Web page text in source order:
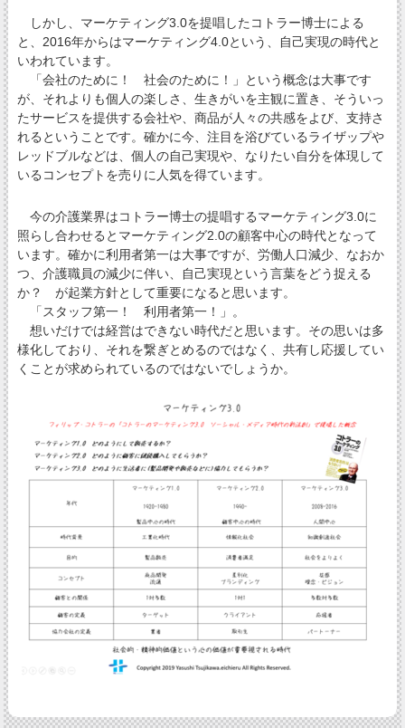
しかし、マーケティング3.0を提唱したコトラー博士による
と、2016年からはマーケティング4.0という、自己実現の時代と
いわれています。
「会社のために！ 社会のために！」という概念は大事です
が、それよりも個人の楽しさ、生きがいを主観に置き、そういっ
たサービスを提供する会社や、商品が人々の共感をよび、支持さ
れるということです。確かに今、注目を浴びているライザップや
レッドブルなどは、個人の自己実現や、なりたい自分を体現して
いるコンセプトを売りに人気を得ています。
今の介護業界はコトラー博士の提唱するマーケティング3.0に
照らし合わせるとマーケティング2.0の顧客中心の時代となって
います。確かに利用者第一は大事ですが、労働人口減少、なおか
つ、介護職員の減少に伴い、自己実現という言葉をどう捉える
か？ が起業方針として重要になると思います。
「スタッフ第一！ 利用者第一！」。
想いだけでは経営はできない時代だと思います。その思いは多
様化しており、それを繋ぎとめるのではなく、共有し応援してい
くことが求められているのではないでしょうか。